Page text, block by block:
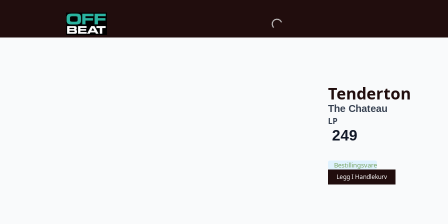
Tenderton
The Chateau
LP
249
Bestillingsvare
Legg I Handlekurv